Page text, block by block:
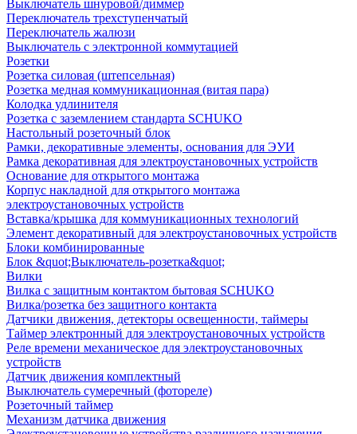
Выключатель шнуровой/диммер
Переключатель трехступенчатый
Переключатель жалюзи
Выключатель с электронной коммутацией
Розетки
Розетка силовая (штепсельная)
Розетка медная коммуникационная (витая пара)
Колодка удлинителя
Розетка с заземлением стандарта SCHUKO
Настольный розеточный блок
Рамки, декоративные элементы, основания для ЭУИ
Рамка декоративная для электроустановочных устройств
Основание для открытого монтажа
Корпус накладной для открытого монтажа
электроустановочных устройств
Вставка/крышка для коммуникационных технологий
Элемент декоративный для электроустановочных устройств
Блоки комбинированные
Блок &quot;Выключатель-розетка&quot;
Вилки
Вилка с защитным контактом бытовая SCHUKO
Вилка/розетка без защитного контакта
Датчики движения, детекторы освещенности, таймеры
Таймер электронный для электроустановочных устройств
Реле времени механическое для электроустановочных
устройств
Датчик движения комплектный
Выключатель сумеречный (фотореле)
Розеточный таймер
Механизм датчика движения